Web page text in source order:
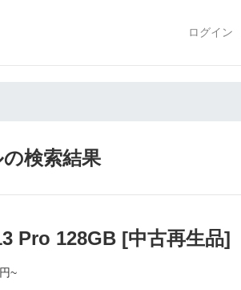
ログイン
検索結果
Pro 128GB [中古再生品]
円~